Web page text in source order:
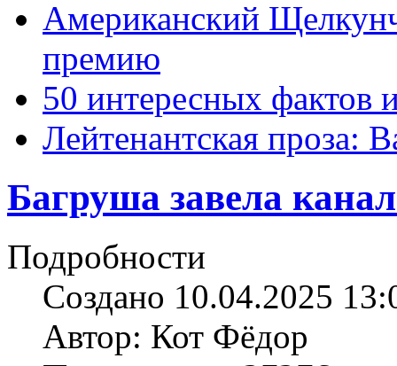
Американский
премию
50 интересных фактов
Лейтенантская проза:
Багруша завела
Подробности
Создано 10.04.2025
Автор: Кот Фёдор